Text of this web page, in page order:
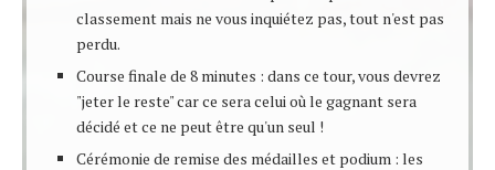
classement mais ne vous inquiétez pas, tout n'est pas
perdu.
Course finale de 8 minutes : dans ce tour, vous devrez
"jeter le reste" car ce sera celui où le gagnant sera
décidé et ce ne peut être qu'un seul !
Cérémonie de remise des médailles et podium : les